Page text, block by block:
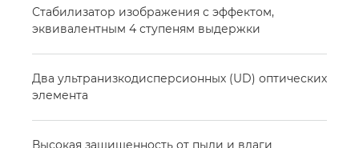
Стабилизатор изображения с эффектом,
эквивалентным 4 ступеням выдержки
Два ультранизкодисперсионных (UD) оптических
элемента
Высокая защищенность от пыли и влаги